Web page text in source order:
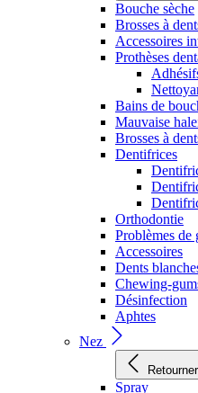
Bouche sèche
Brosses à
Accessoires
Prothèses
Bains de
Mauvaise
Brosses à
Dentifrices
Orthodontie
Problèmes de
Accessoires
Dents
Chewing-
Désinfection
Aphtes
Nez
Retourner
Spray